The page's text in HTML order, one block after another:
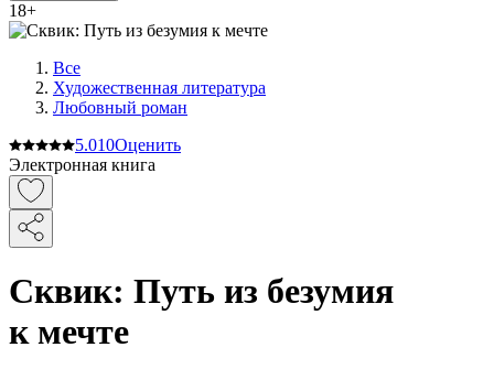
18+
Все
Художественная литература
Любовный роман
5.010Оценить
Электронная книга
Сквик: Путь из безумия
к мечте